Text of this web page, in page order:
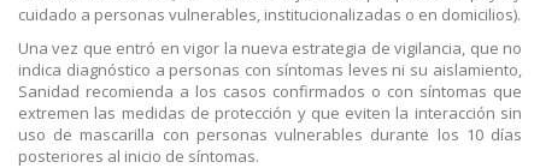
cuidado a personas vulnerables, institucionalizadas o en domicilios).
Una vez que entró en vigor la nueva estrategia de vigilancia, que no
indica diagnóstico a personas con síntomas leves ni su aislamiento,
Sanidad recomienda a los casos confirmados o con síntomas que
extremen las medidas de protección y que eviten la interacción sin
uso de mascarilla con personas vulnerables durante los 10 días
posteriores al inicio de síntomas.